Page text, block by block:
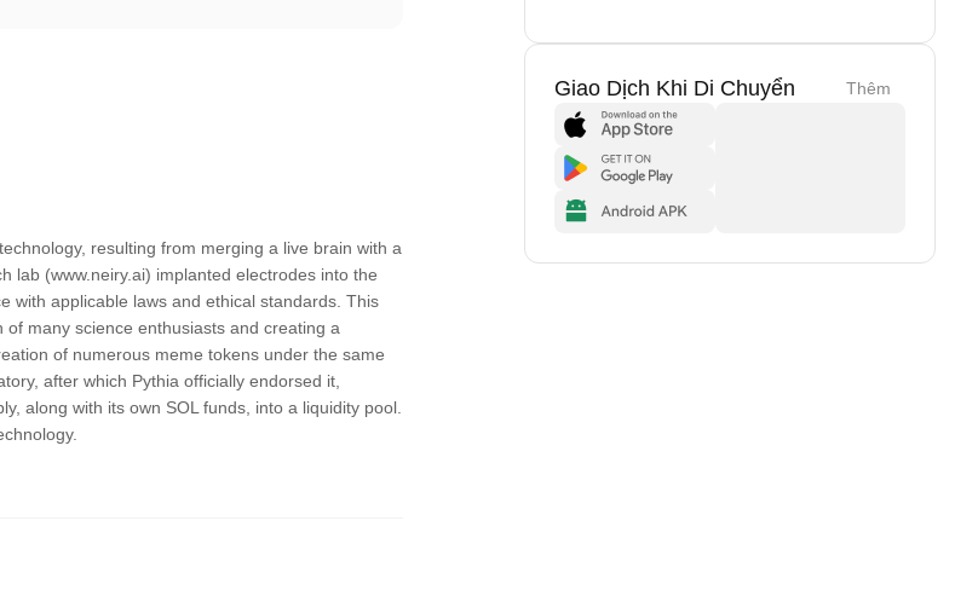
resulting from merging a live brain with a
lab (www.neiry.ai) implanted electrodes into the
with applicable laws and ethical standards. This
many science enthusiasts and creating a
of numerous meme tokens under the same
after which Pythia officially endorsed it,
along with its own SOL funds, into a liquidity pool.
Giao Dịch Khi Di Chuyển Thêm